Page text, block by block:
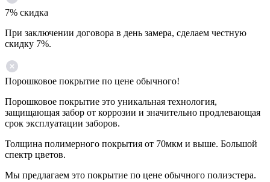
7% скидка
При заключении договора в день замера, сделаем честную
скидку 7%.
Порошковое покрытие по цене обычного!
Порошковое покрытие это уникальная технология,
защищающая забор от коррозии и значительно продлевающая
срок эксплуатации заборов.
Толщина полимерного покрытия от 70мкм и выше. Большой
спектр цветов.
Мы предлагаем это покрытие по цене обычного полиэстера.